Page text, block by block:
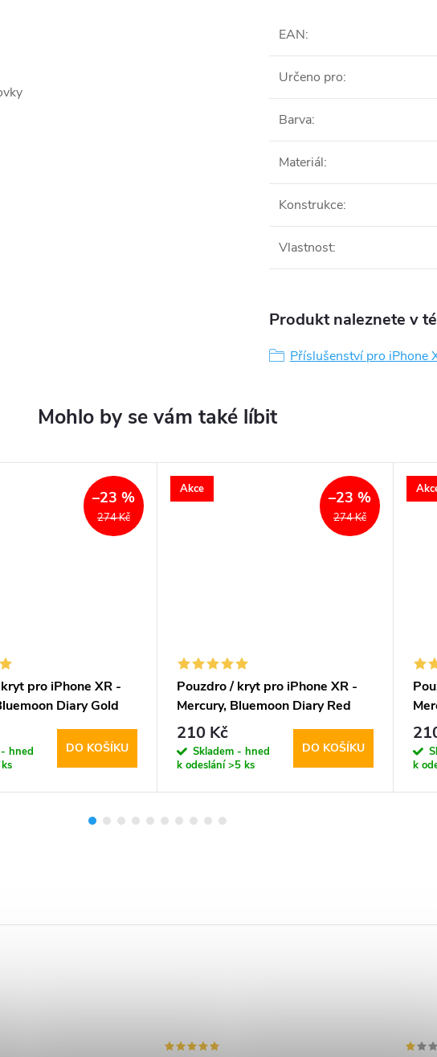
EAN:
Určeno pro:
Barva:
Materiál:
Konstrukce:
Vlastnost:
Produkt naleznete v
Příslušenství pro iPhone
274 Kč
–23 %
pro iPhone XR -
Diary Gold
hned
DO KOŠÍKU
Akce
274 Kč
–23 %
Pouzdro / kryt pro iPhone XR -
Mercury, Bluemoon Diary Red
210 Kč
Skladem - hned
k odeslání>5 ks
DO KOŠÍKU
k